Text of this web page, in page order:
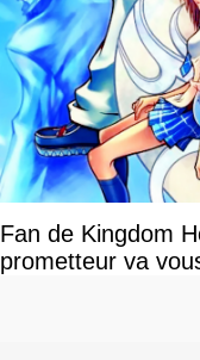
Fan de Kingdom
prometteur va